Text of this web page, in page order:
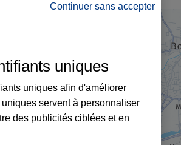
Continuer sans accepter
uniques
uniques afin d'améliorer
servent à personnaliser
des publicités ciblées et en